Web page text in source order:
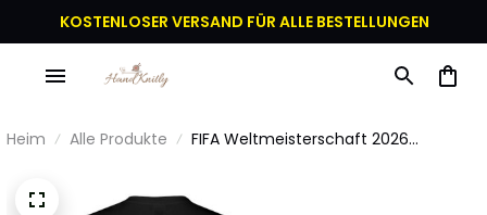
KOSTENLOSER VERSAND FÜR ALLE BESTELLUNGEN
Heim Alle Produkte
FIFA Weltmeisterschaft 2026